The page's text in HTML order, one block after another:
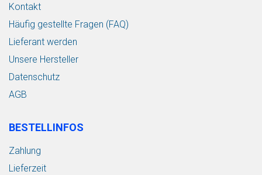
Kontakt
Häufig gestellte Fragen (FAQ)
Lieferant werden
Unsere Hersteller
Datenschutz
AGB
BESTELLINFOS
Zahlung
Lieferzeit